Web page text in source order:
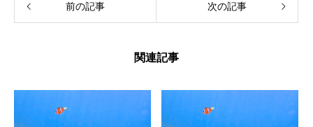
前の記事 次の記事
関連記事